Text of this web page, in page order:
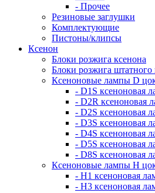
- Прочее
Резиновые заглушки
Комплектующие
Пистоны/клипсы
Ксенон
Блоки розжига ксенона
Блоки розжига штатного
Ксеноновые лампы D
- D1S ксеноновая
- D2R ксеноновая
- D2S ксеноновая
- D3S ксеноновая
- D4S ксеноновая
- D5S ксеноновая
- D8S ксеноновая
Ксеноновые лампы Н
- H1 ксеноновая
- H3 ксеноновая